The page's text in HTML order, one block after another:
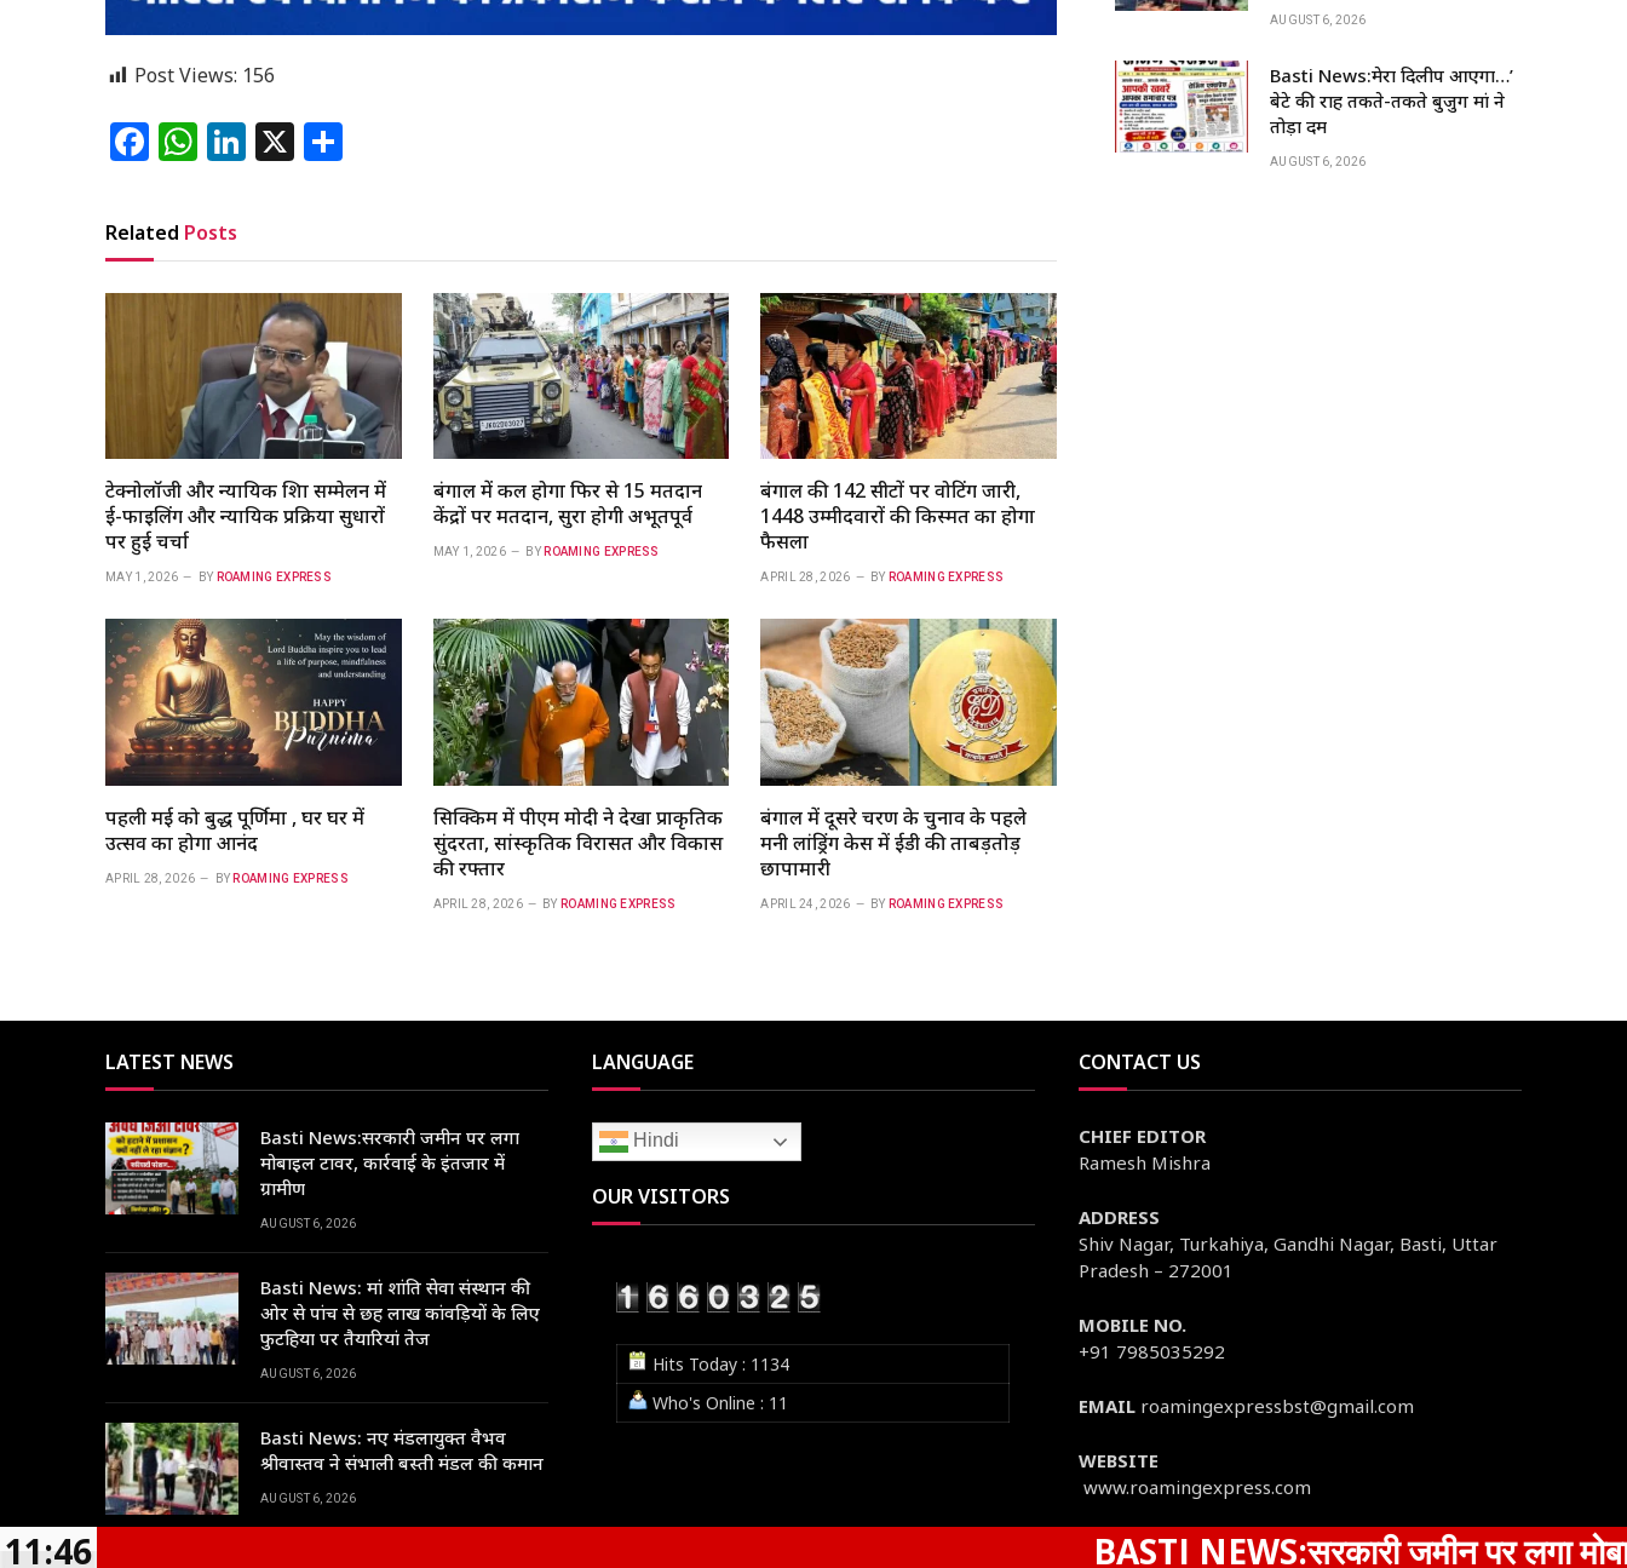
Post Views: 156
Facebook
WhatsApp
LinkedIn
X
Related Posts
टेक्नोलॉजी और न्यायिक शिक्षा सम्मेलन में
ई-फाइलिंग और न्यायिक प्रक्रिया सुधारों
पर हुई चर्चा
MAY 1, 2026 BY ROAMING EXPRESS
बंगाल में कल होगा फिर से 15 मतदान
केंद्रों पर मतदान, सुरक्षा होगी अभूतपूर्व
MAY 1, 2026 BY ROAMING EXPRESS
बंगाल की 142 सीटों पर वोटिंग जारी,
1448 उम्मीदवारों की किस्मत का होगा
फैसला
APRIL 28, 2026 BY ROAMING EXPRESS
पहली मई को बुद्ध पूर्णिमा , घर घर में
उत्सव का होगा आनंद
APRIL 28, 2026 BY ROAMING EXPRESS
सिक्किम में पीएम मोदी ने देखा प्राकृतिक
सुंदरता, सांस्कृतिक विरासत और विकास
की रफ्तार
APRIL 28, 2026 BY ROAMING EXPRESS
बंगाल में दूसरे चरण के चुनाव के पहले
मनी लांड्रिंग केस में ईडी की ताबड़तोड़
छापामारी
APRIL 24, 2026 BY ROAMING EXPRESS
AUGUST 6, 2026
Basti News:मेरा दिलीप आएगा…’
बेटे की राह तकते-तकते बुजुर्ग मां ने
तोड़ा दम
AUGUST 6, 2026
LATEST NEWS
Basti News:सरकारी जमीन पर लगा
मोबाइल टावर, कार्रवाई के इंतजार में
ग्रामीण
AUGUST 6, 2026
Basti News: मां शांति सेवा संस्थान की
ओर से पांच से छह लाख कांवड़ियों के लिए
फुटहिया पर तैयारियां तेज
AUGUST 6, 2026
Basti News: नए मंडलायुक्त वैभव
श्रीवास्तव ने संभाली बस्ती मंडल की कमान
AUGUST 6, 2026
LANGUAGE
Hindi
OUR VISITORS
Hits Today : 1134
Who's Online : 11
CONTACT US
CHIEF EDITOR
Ramesh Mishra
ADDRESS
Shiv Nagar, Turkahiya, Gandhi Nagar, Basti, Uttar
Pradesh – 272001
MOBILE NO.
+91 7985035292
EMAILroamingexpressbst@gmail.com
WEBSITE
www.roamingexpress.com
BASTI NEWS:सरकारी जमीन पर लगा मोबाइल
11:46